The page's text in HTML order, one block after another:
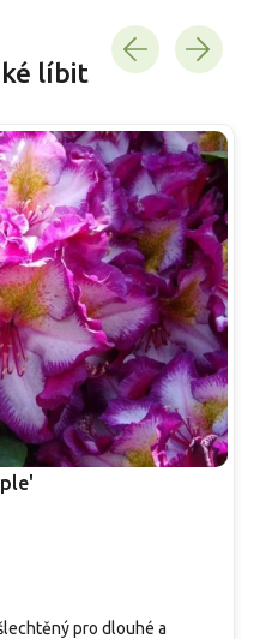
líbit
pro dlouhé a